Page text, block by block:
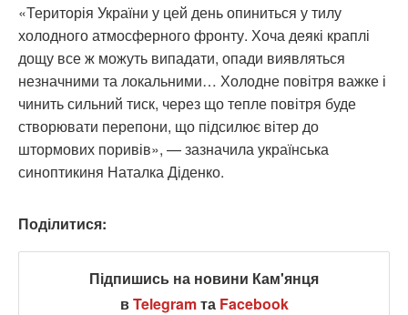
«Територія України у цей день опиниться у тилу
холодного атмосферного фронту. Хоча деякі краплі
дощу все ж можуть випадати, опади виявляться
незначними та локальними… Холодне повітря важке і
чинить сильний тиск, через що тепле повітря буде
створювати перепони, що підсилює вітер до
штормових поривів», — зазначила українська
синоптикиня Наталка Діденко.
Поділитися:
Підпишись на новини Кам'янця
вTelegramта Facebook